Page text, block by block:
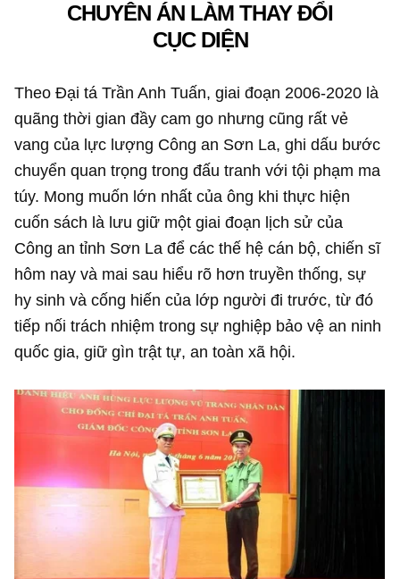
CHUYÊN ÁN LÀM THAY ĐỔI
CỤC DIỆN
Theo Đại tá Trần Anh Tuấn, giai đoạn 2006-2020 là
quãng thời gian đầy cam go nhưng cũng rất vẻ
vang của lực lượng Công an Sơn La, ghi dấu bước
chuyển quan trọng trong đấu tranh với tội phạm ma
túy. Mong muốn lớn nhất của ông khi thực hiện
cuốn sách là lưu giữ một giai đoạn lịch sử của
Công an tỉnh Sơn La để các thế hệ cán bộ, chiến sĩ
hôm nay và mai sau hiểu rõ hơn truyền thống, sự
hy sinh và cống hiến của lớp người đi trước, từ đó
tiếp nối trách nhiệm trong sự nghiệp bảo vệ an ninh
quốc gia, giữ gìn trật tự, an toàn xã hội.